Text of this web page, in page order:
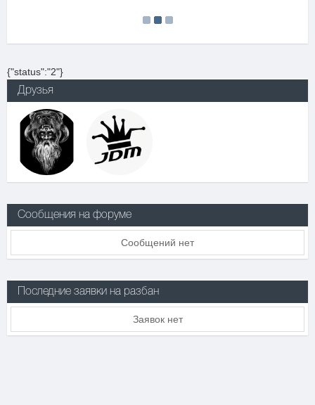
{"status":"2"}
Друзья
Сообщения на форуме
Сообщений нет
Последние заявки на разбан
Заявок нет